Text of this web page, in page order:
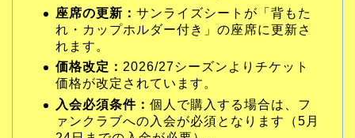
座席の更新： サンライズシートが「背もた
れ・カップホルダー付き」の座席に更新さ
れます。
価格改定： 2026/27シーズンよりチケット
価格が改定されています。
入会必須条件： 個人で購入する場合は、フ
ァンクラブへの入会が必須となります（5月